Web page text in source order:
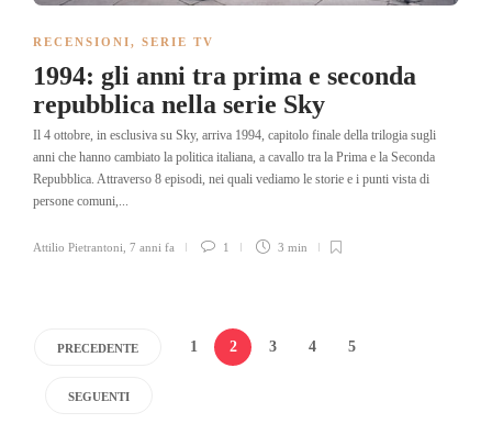
RECENSIONI, SERIE TV
1994: gli anni tra prima e seconda
repubblica nella serie Sky
Il 4 ottobre, in esclusiva su Sky, arriva 1994, capitolo finale della trilogia sugli
anni che hanno cambiato la politica italiana, a cavallo tra la Prima e la Seconda
Repubblica. Attraverso 8 episodi, nei quali vediamo le storie e i punti vista di
persone comuni,...
Attilio Pietrantoni 7 anni fa 1 3 min
PRECEDENTE 1 2 3 4 5
SEGUENTI